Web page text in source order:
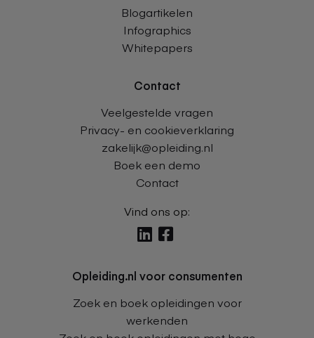
Blogartikelen
Infographics
Whitepapers
Contact
Veelgestelde vragen
Privacy- en cookieverklaring
zakelijk@opleiding.nl
Boek een demo
Contact
Vind ons op:
Delen
linkedin
Delen
facebook
Opleiding.nl voor consumenten
Zoek en boek opleidingen voor
werkenden